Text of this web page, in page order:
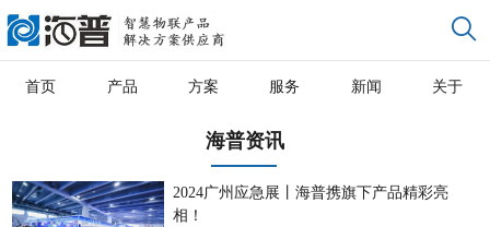
首页 产品 方案 服务 新闻 关于
海普资讯
2024广州应急展丨海普携旗下产品精彩亮
相！